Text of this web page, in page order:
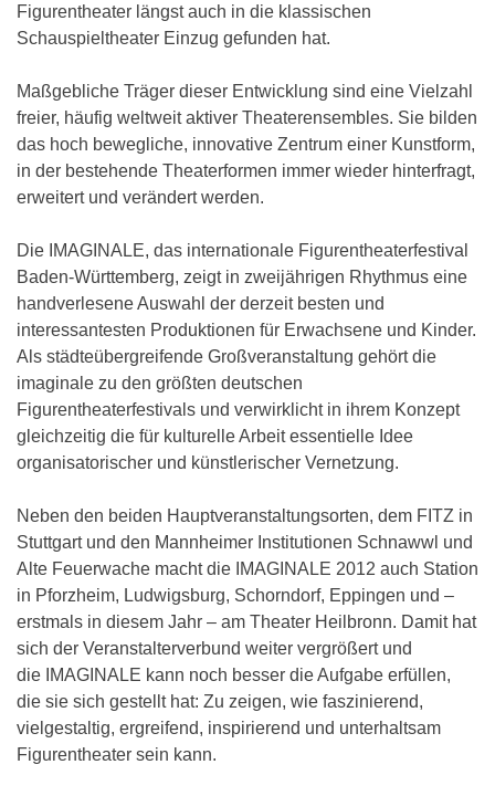
Figurentheater längst auch in die klassischen
Schauspieltheater Einzug gefunden hat.
Maßgebliche Träger dieser Entwicklung sind eine Vielzahl
freier, häufig weltweit aktiver Theaterensembles. Sie bilden
das hoch bewegliche, innovative Zentrum einer Kunstform,
in der bestehende Theaterformen immer wieder hinterfragt,
erweitert und verändert werden.
Die IMAGINALE, das internationale Figurentheaterfestival
Baden-Württemberg, zeigt in zweijährigen Rhythmus eine
handverlesene Auswahl der derzeit besten und
interessantesten Produktionen für Erwachsene und Kinder.
Als städteübergreifende Großveranstaltung gehört die
imaginale zu den größten deutschen
Figurentheaterfestivals und verwirklicht in ihrem Konzept
gleichzeitig die für kulturelle Arbeit essentielle Idee
organisatorischer und künstlerischer Vernetzung.
Neben den beiden Hauptveranstaltungsorten, dem FITZ in
Stuttgart und den Mannheimer Institutionen Schnawwl und
Alte Feuerwache macht die IMAGINALE 2012 auch Station
in Pforzheim, Ludwigsburg, Schorndorf, Eppingen und –
erstmals in diesem Jahr – am Theater Heilbronn. Damit hat
sich der Veranstalterverbund weiter vergrößert und
die IMAGINALE kann noch besser die Aufgabe erfüllen,
die sie sich gestellt hat: Zu zeigen, wie faszinierend,
vielgestaltig, ergreifend, inspirierend und unterhaltsam
Figurentheater sein kann.